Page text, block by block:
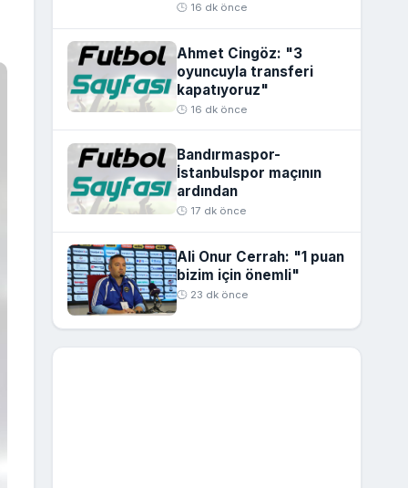
🕒 16 dk önce
Ahmet Cingöz: "3
oyuncuyla transferi
kapatıyoruz"
🕒 16 dk önce
Bandırmaspor-
İstanbulspor maçının
ardından
🕒 17 dk önce
Ali Onur Cerrah: "1 puan
bizim için önemli"
🕒 23 dk önce